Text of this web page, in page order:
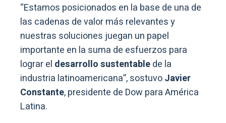
“Estamos posicionados en la base de una de
las cadenas de valor más relevantes y
nuestras soluciones juegan un papel
importante en la suma de esfuerzos para
lograr el desarrollo sustentablede la
industria latinoamericana”, sostuvoJavier
Constante, presidente de Dow para América
Latina.